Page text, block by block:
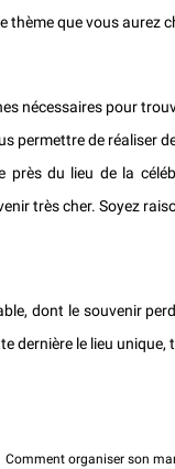
thème que vous aurez
nécessaires pour
permettre de réaliser
près du lieu de la
très cher. Soyez
dont le souvenir
dernière le lieu
Comment organiser son